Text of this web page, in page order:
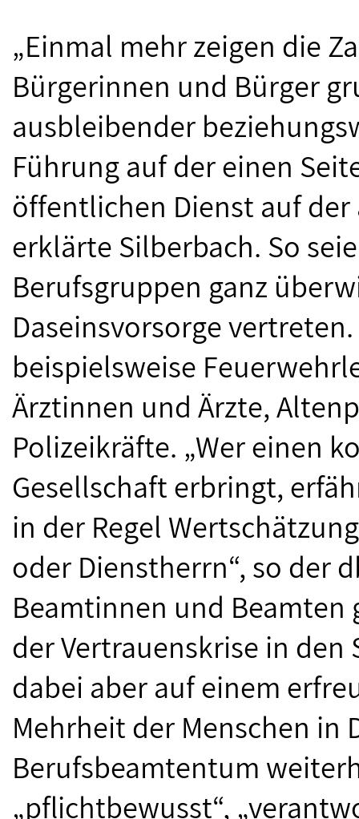
„Einmal mehr zeigen die
Bürgerinnen und Bürger
ausbleibender
Führung auf der einen
öffentlichen Dienst auf
erklärte Silberbach. So
Berufsgruppen ganz
Daseinsvorsorge
beispielsweise
Ärztinnen und Ärzte,
Polizeikräfte. „Wer einen
Gesellschaft erbringt,
in der Regel
oder Dienstherrn“, so der
Beamtinnen und Beamten
der Vertrauenskrise in
dabei aber auf einem
Mehrheit der Menschen
Berufsbeamtentum
„pflichtbewusst“,